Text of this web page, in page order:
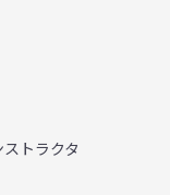
トラクタ